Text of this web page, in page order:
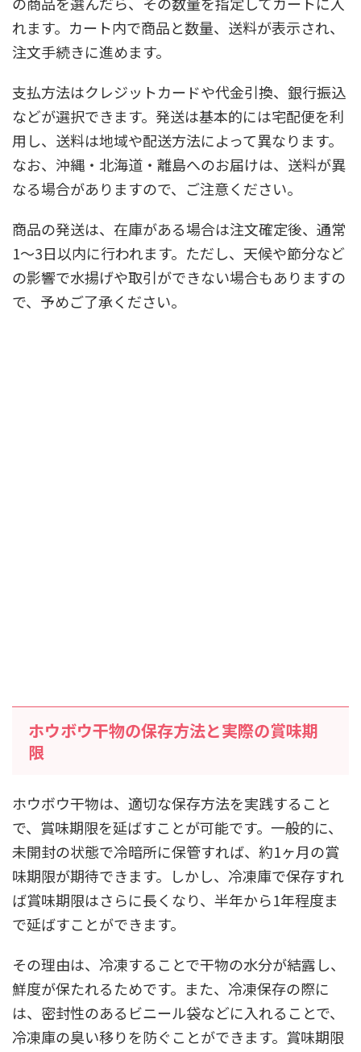
れます。カート内で商品と数量、送料が表示され、
注文手続きに進めます。
支払方法はクレジットカードや代金引換、銀行振込
などが選択できます。発送は基本的には宅配便を利
用し、送料は地域や配送方法によって異なります。
なお、沖縄・北海道・離島へのお届けは、送料が異
なる場合がありますので、ご注意ください。
商品の発送は、在庫がある場合は注文確定後、通常
1～3日以内に行われます。ただし、天候や節分など
の影響で水揚げや取引ができない場合もありますの
で、予めご了承ください。
ホウボウ干物の保存方法と実際の賞味期
限
ホウボウ干物は、適切な保存方法を実践すること
で、賞味期限を延ばすことが可能です。一般的に、
未開封の状態で冷暗所に保管すれば、約1ヶ月の賞
味期限が期待できます。しかし、冷凍庫で保存すれ
ば賞味期限はさらに長くなり、半年から1年程度ま
で延ばすことができます。
その理由は、冷凍することで干物の水分が結露し、
鮮度が保たれるためです。また、冷凍保存の際に
は、密封性のあるビニール袋などに入れることで、
冷凍庫の臭い移りを防ぐことができます。賞味期限